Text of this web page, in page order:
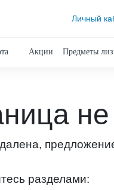
Личный
Акции Предметы
разделами: